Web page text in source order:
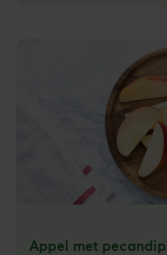
aubergine
Appel met pecandip